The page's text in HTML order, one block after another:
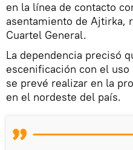
en la línea de contacto
asentamiento de Ajtirka,
Cuartel General.
La dependencia precisó
escenificación con el
se prevé realizar en la
en el nordeste del país.